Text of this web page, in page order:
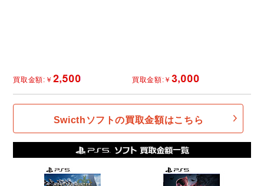
Swicthソフトの買取金額はこちら